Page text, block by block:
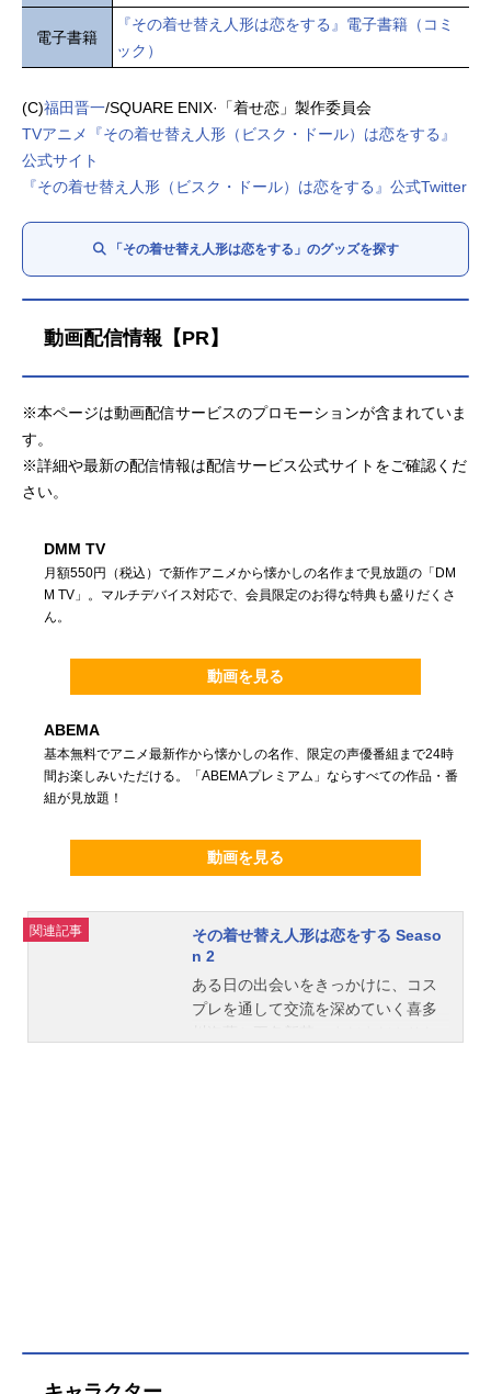
電子書籍
『その着せ替え人形は恋をする』電子書籍（コミ
ック）
(C)福田晋一/SQUARE ENIX·「着せ恋」製作委員会
TVアニメ『その着せ替え人形（ビスク・ドール）は恋をする』
公式サイト
『その着せ替え人形（ビスク・ドール）は恋をする』公式Twitter
「その着せ替え人形は恋をする」のグッズを探す
動画配信情報【PR】
※本ページは動画配信サービスのプロモーションが含まれていま
す。
※詳細や最新の配信情報は配信サービス公式サイトをご確認くだ
さい。
DMM TV
月額550円（税込）で新作アニメから懐かしの名作まで見放題の「DM
M TV」。マルチデバイス対応で、会員限定のお得な特典も盛りだくさ
ん。
動画を見る
ABEMA
基本無料でアニメ最新作から懐かしの名作、限定の声優番組まで24時
間お楽しみいただける。「ABEMAプレミアム」ならすべての作品・番
組が見放題！
動画を見る
関連記事
その着せ替え人形は恋をする Seaso
n 2
ある日の出会いをきっかけに、コス
プレを通して交流を深めていく喜多